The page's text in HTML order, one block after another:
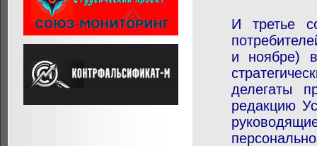
И третье
и ноябре)
делегаты
редакцию